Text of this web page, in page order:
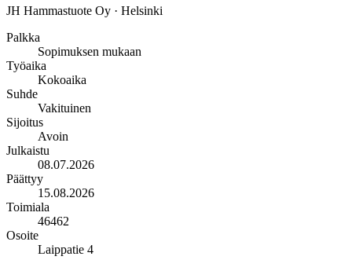
JH Hammastuote Oy · Helsinki
Palkka
Sopimuksen mukaan
Työaika
Kokoaika
Suhde
Vakituinen
Sijoitus
Avoin
Julkaistu
08.07.2026
Päättyy
15.08.2026
Toimiala
46462
Osoite
Laippatie 4